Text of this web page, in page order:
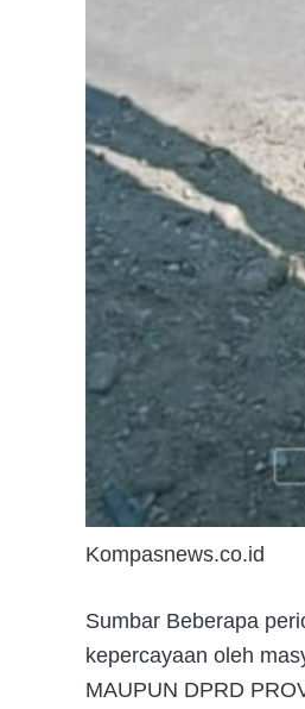
Kompasnews.co.id
Sumbar Beberapa
kepercayaan oleh
MAUPUN DPRD